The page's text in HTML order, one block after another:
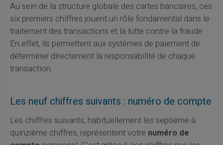
Au sein de la structure globale des cartes bancaires, ces
six premiers chiffres jouent un rôle fondamental dans le
traitement des transactions et la lutte contre la fraude.
En effet, ils permettent aux systèmes de paiement de
déterminer directement la responsabilité de chaque
transaction.
Les neuf chiffres suivants : numéro de compte
Les chiffres suivants, habituellement les septième à
quinzième chiffres, représentent votre numéro de